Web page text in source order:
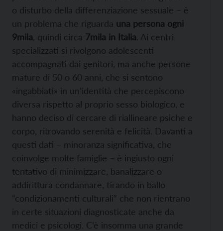
o disturbo della differenziazione sessuale – è
un problema che riguarda una persona ogni
9mila , quindi circa 7mila in Italia. Ai centri
specializzati si rivolgono adolescenti
accompagnati dai genitori, ma anche persone
mature di 50 o 60 anni, che si sentono
«ingabbiati» in un’identità che percepiscono
diversa rispetto al proprio sesso biologico, e
hanno deciso di cercare di riallineare psiche e
corpo, ritrovando serenità e felicità. Davanti a
questi dati – minoranza significativa, che
coinvolge molte famiglie – è ingiusto ogni
tentativo di minimizzare, banalizzare o
addirittura condannare, tirando in ballo
“condizionamenti culturali” che non rientrano
in certe situazioni diagnosticate anche da
medici e psicologi. C’è insomma una grande